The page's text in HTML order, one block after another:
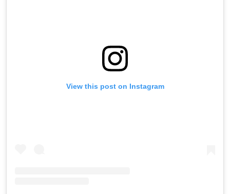
View this post on Instagram